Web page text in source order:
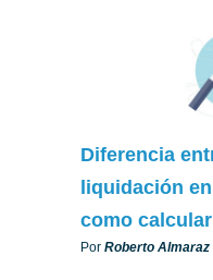
AL
Diferencia
liquidación
como
Por Roberto Almaraz